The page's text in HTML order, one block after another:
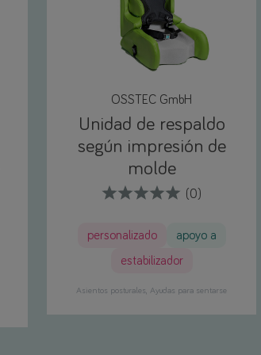
OSSTEC GmbH
Unidad de respaldo
según impresión de
molde
(0)
personalizado
apoyo a
estabilizador
Asientos posturales Ayudas para sentarse